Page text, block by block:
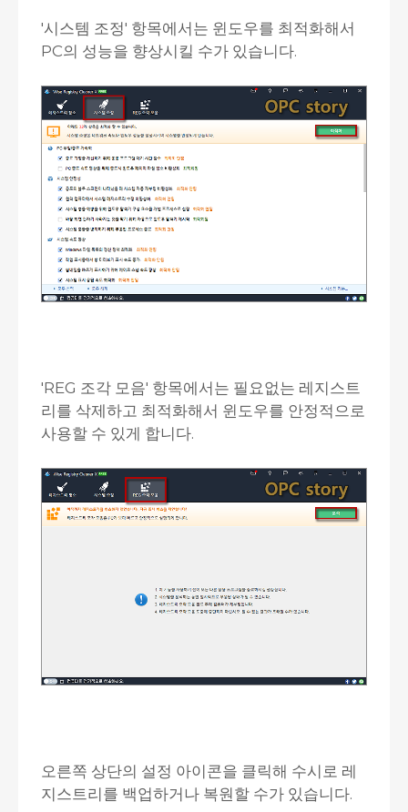
'시스템 조정' 항목에서는 윈도우를 최적화해서
PC의 성능을 향상시킬 수가 있습니다.
'REG 조각 모음' 항목에서는 필요없는 레지스트
리를 삭제하고 최적화해서 윈도우를 안정적으로
사용할 수 있게 합니다.
오른쪽 상단의 설정 아이콘을 클릭해 수시로 레
지스트리를 백업하거나 복원할 수가 있습니다.